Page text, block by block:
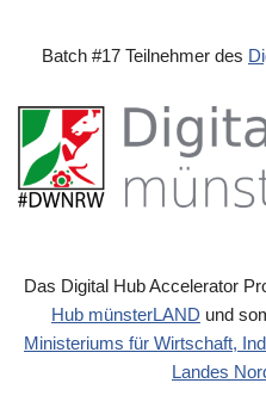
Batch #17 Teilnehmer des
Das Digital Hub Accelerator
Hub münsterLAND und
Ministeriums für Wirtschaft,
Landes